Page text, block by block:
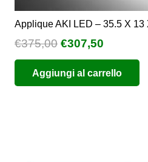
Applique AKI LED – 35.5 X 13
€375,00 Il
prezzo
originale
era:
€307,50
prezzo
attuale
è:
Aggiungi al carrello